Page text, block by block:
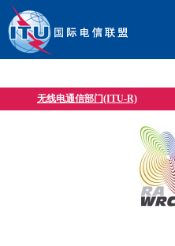
无线电通信部门(ITU-R)